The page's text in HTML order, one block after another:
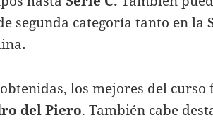
segunda categoría tanto en la
.
los mejores del
del Piero. También cabe